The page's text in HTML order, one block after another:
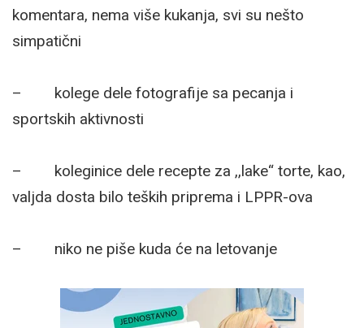
komentara, nema više kukanja, svi su nešto
simpatični
– kolege dele fotografije sa pecanja i
sportskih aktivnosti
– koleginice dele recepte za ,,lake“ torte, kao,
valjda dosta bilo teških priprema i LPPR-ova
– niko ne piše kuda će na letovanje